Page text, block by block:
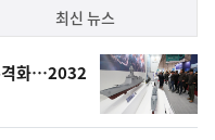
최신 뉴스
격화…2032